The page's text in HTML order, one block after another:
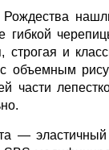
гибкой
строгая и
объемным
части
— эластичный